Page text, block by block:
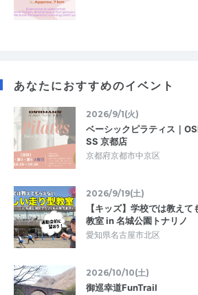
あなたにおすすめのイベント
2026/9/1(火)
ベーシックピラティス｜
SS 京都店
京都府京都市中京区
2026/9/19(土)
【キッズ】学校では教え
教室 in 名城公園トナリノ
愛知県名古屋市北区
2026/10/10(土)
御巡幸道FunTrail